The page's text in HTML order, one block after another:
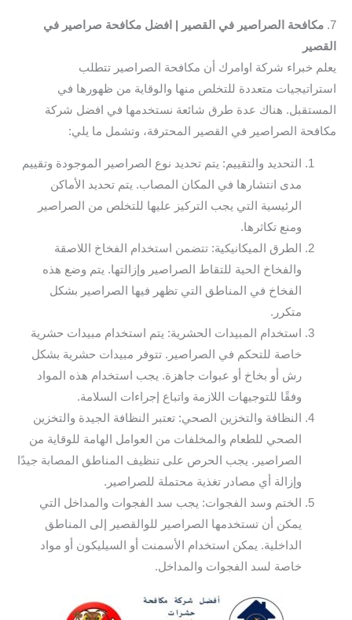
7. مكافحة الصراصير في القصير | افضل مكافحة صراصير في
القصير
يعلم خبراء شركة اوامرك أن مكافحة الصراصير تتطلب
استراتيجيات متعددة للتخلص منها والوقاية من ظهورها في
المستقبل. هناك عدة طرق شائعة نستخدمها في افضل شركة
مكافحة الصراصير في القصير المحترفة، وتشمل ما يلي:
التحديد والتقييم: يتم تحديد نوع الصراصير الموجودة وتقييم
مدى انتشارها في المكان المصاب. يتم تحديد الأماكن
الرئيسية التي يجب التركيز عليها للتخلص من الصراصير
ومنع تكاثرها.
الطرق الميكانيكية: تتضمن استخدام الفخاخ اللاصقة
والفخاخ الحية للتقاط الصراصير وإزالتها. يتم وضع هذه
الفخاخ في المناطق التي تظهر فيها الصراصير بشكل
متكرر.
استخدام المبيدات الحشرية: يتم استخدام مبيدات حشرية
خاصة للتحكم في الصراصير. تتوفر مبيدات حشرية بشكل
رش أو بخاخ أو عبوات جاهزة. يجب استخدام هذه المواد
وفقًا للتوجيهات اللازمة واتباع إجراءات السلامة.
النظافة والتخزين الصحي: تعتبر النظافة الجيدة والتخزين
الصحي للطعام والمخلفات من العوامل الهامة للوقاية من
الصراصير. يجب الحرص على تنظيف المناطق المصابة جيدًا
وإزالة أي مصادر تغذية محتملة للصراصير.
الختم وسد الفجوات: يجب سد الفجوات والمداخل التي
يمكن أن تستخدمها الصراصير للوالقصير إلى المناطق
الداخلية. يمكن استخدام الأسمنت أو السيليكون أو مواد
خاصة لسد الفجوات والمداخل.